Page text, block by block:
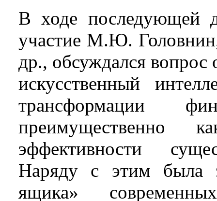
В ходе последующей
участие М.Ю.
др., обсуждался вопрос
искусственный
трансформации
преимущественно
эффективности
Наряду с этим была
ящика»